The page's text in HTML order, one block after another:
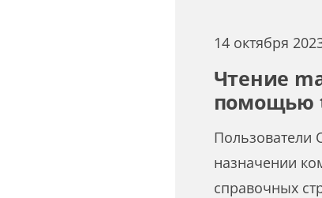
14 октября
Чтение
помощью
Пользователи
назначении
справочных